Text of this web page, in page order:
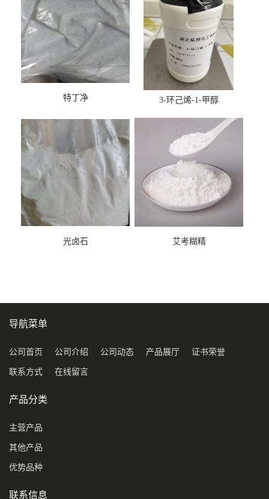
特丁净 3-环己烯-1-甲醇
光卤石 艾考糊精
导航菜单
公司首页 公司介绍 公司动态 产品展厅 证书荣誉
联系方式 在线留言
产品分类
主营产品
其他产品
优势品种
联系信息